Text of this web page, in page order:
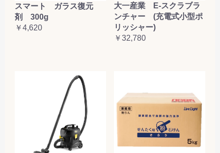
スマート ガラス復元
剤 300g
￥4,620
大一産業 E-スクラブラ
ンチャー (充電式小型ポ
リッシャー)
￥32,780